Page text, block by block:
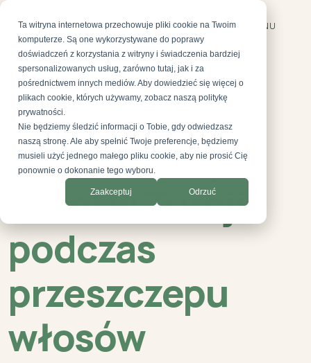
Ta witryna internetowa przechowuje pliki cookie na Twoim
komputerze. Są one wykorzystywane do poprawy
doświadczeń z korzystania z witryny i świadczenia bardziej
spersonalizowanych usług, zarówno tutaj, jak i za
pośrednictwem innych mediów. Aby dowiedzieć się więcej o
plikach cookie, których używamy, zobacz naszą politykę
prywatności.
Nie będziemy śledzić informacji o Tobie, gdy odwiedzasz
naszą stronę. Ale aby spełnić Twoje preferencje, będziemy
musieli użyć jednego małego pliku cookie, aby nie prosić Cię
ponownie o dokonanie tego wyboru.
Zaakceptuj Odrzuć
MENU
HOTEL W TURCJI
Komfortowy
hotel w Turcji
podczas
przeszczepu
włosów